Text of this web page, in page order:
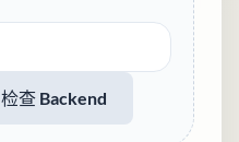
检查 Backend